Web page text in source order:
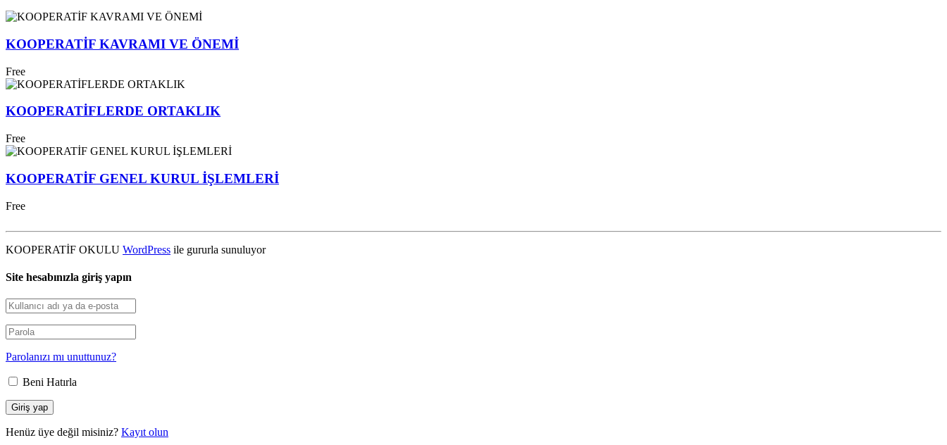
KOOPERATİF KAVRAMI VE ÖNEMİ
Free
KOOPERATİFLERDE ORTAKLIK
Free
KOOPERATİF GENEL KURUL İŞLEMLERİ
Free
KOOPERATİF OKULU WordPress ile gururla sunuluyor
Site hesabınızla giriş yapın
Parolanızı mı unuttunuz?
Beni Hatırla
Henüz üye değil misiniz? Kayıt olun